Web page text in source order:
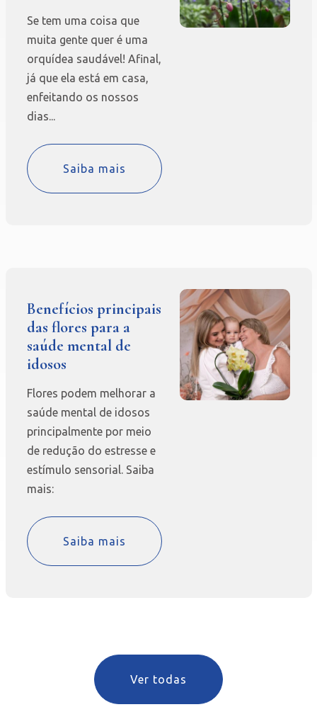
Se tem uma coisa que
muita gente quer é uma
orquídea saudável! Afinal,
já que ela está em casa,
enfeitando os nossos
dias...
Saiba mais
Benefícios principais
das flores para a
saúde mental de
idosos
Flores podem melhorar a
saúde mental de idosos
principalmente por meio
de redução do estresse e
estímulo sensorial. Saiba
mais:
Saiba mais
Ver todas